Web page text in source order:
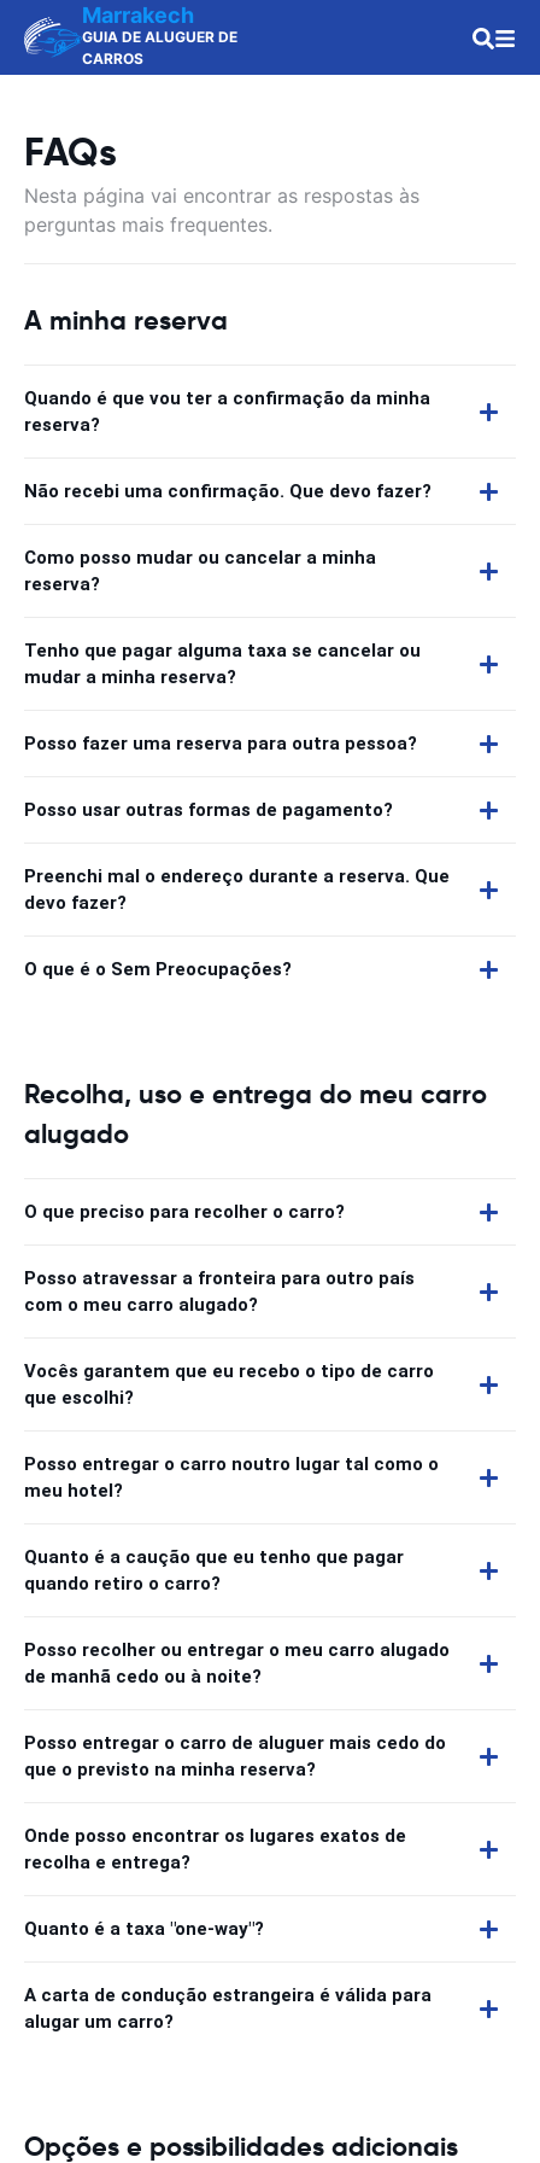
Marrakech
GUIA DE ALUGUER DE
CARROS
FAQs
Nesta página vai encontrar as respostas às
perguntas mais frequentes.
A minha reserva
Quando é que vou ter a confirmação da minha
reserva?
Não recebi uma confirmação. Que devo fazer?
Como posso mudar ou cancelar a minha
reserva?
Tenho que pagar alguma taxa se cancelar ou
mudar a minha reserva?
Posso fazer uma reserva para outra pessoa?
Posso usar outras formas de pagamento?
Preenchi mal o endereço durante a reserva. Que
devo fazer?
O que é o Sem Preocupações?
Recolha, uso e entrega do meu carro
alugado
O que preciso para recolher o carro?
Posso atravessar a fronteira para outro país
com o meu carro alugado?
Vocês garantem que eu recebo o tipo de carro
que escolhi?
Posso entregar o carro noutro lugar tal como o
meu hotel?
Quanto é a caução que eu tenho que pagar
quando retiro o carro?
Posso recolher ou entregar o meu carro alugado
de manhã cedo ou à noite?
Posso entregar o carro de aluguer mais cedo do
que o previsto na minha reserva?
Onde posso encontrar os lugares exatos de
recolha e entrega?
Quanto é a taxa "one-way"?
A carta de condução estrangeira é válida para
alugar um carro?
Opções e possibilidades adicionais